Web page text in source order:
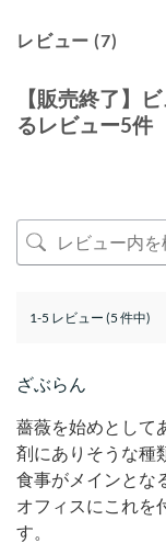
レビュー (7)
【販売終了】
るレビュー5件
1-5 レビュー (5 件中)
ざぶらん
薔薇を始めとして
剤にありそうな種
食事がメインとな
オフィスにこれを
す。